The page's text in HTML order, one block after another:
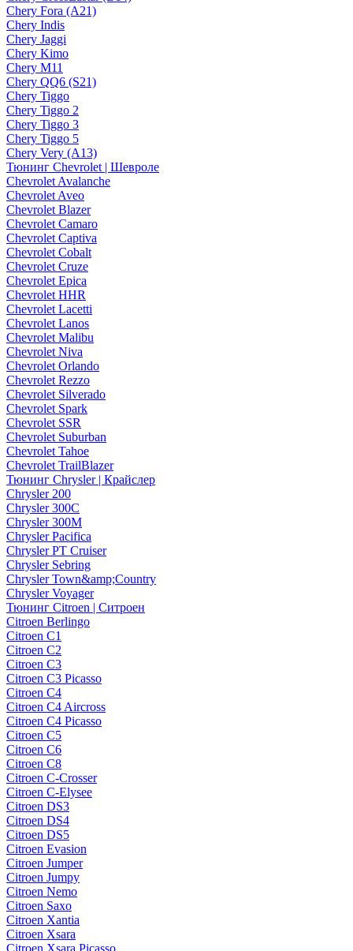
Chery Fora (A21)
Chery Indis
Chery Jaggi
Chery Kimo
Chery M11
Chery QQ6 (S21)
Chery Tiggo
Chery Tiggo 2
Chery Tiggo 3
Chery Tiggo 5
Chery Very (A13)
Тюнинг Chevrolet | Шевроле
Chevrolet Avalanche
Chevrolet Aveo
Chevrolet Blazer
Chevrolet Camaro
Chevrolet Captiva
Chevrolet Cobalt
Chevrolet Cruze
Chevrolet Epica
Chevrolet HHR
Chevrolet Lacetti
Chevrolet Lanos
Chevrolet Malibu
Chevrolet Niva
Chevrolet Orlando
Chevrolet Rezzo
Chevrolet Silverado
Chevrolet Spark
Chevrolet SSR
Chevrolet Suburban
Chevrolet Tahoe
Chevrolet TrailBlazer
Тюнинг Chrysler | Крайслер
Chrysler 200
Chrysler 300C
Chrysler 300M
Chrysler Pacifica
Chrysler PT Cruiser
Chrysler Sebring
Chrysler Town&amp;Country
Chrysler Voyager
Тюнинг Citroen | Ситроен
Citroen Berlingo
Citroen C1
Citroen C2
Citroen C3
Citroen C3 Picasso
Citroen C4
Citroen C4 Aircross
Citroen C4 Picasso
Citroen C5
Citroen C6
Citroen C8
Citroen C-Crosser
Citroen C-Elysee
Citroen DS3
Citroen DS4
Citroen DS5
Citroen Evasion
Citroen Jumper
Citroen Jumpy
Citroen Nemo
Citroen Saxo
Citroen Xantia
Citroen Xsara
Citroen Xsara Picasso